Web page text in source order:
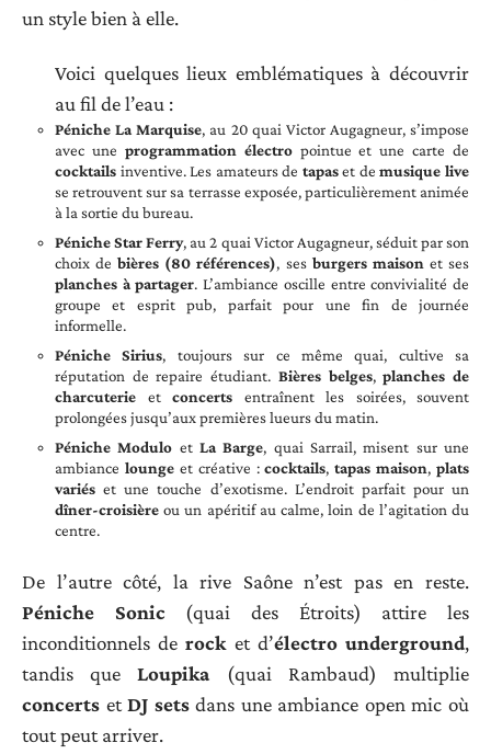
un style bien à elle.
Voici quelques lieux emblématiques à découvrir
au fil de l’eau :
Péniche La Marquise, au 20 quai Victor Augagneur, s’impose
avec une programmation électropointue et une carte de
cocktails inventive. Les amateurs de tapaset demusique live
se retrouvent sur sa terrasse exposée, particulièrement animée
à la sortie du bureau.
Péniche Star Ferry, au 2 quai Victor Augagneur, séduit par son
choix debières (80 références), ses burgers maison et ses
planches à partager. L’ambiance oscille entre convivialité de
groupe et esprit pub, parfait pour une fin de journée
informelle.
Péniche Sirius, toujours sur ce même quai, cultive sa
réputation de repaire étudiant. Bières belges,planches de
charcuterie et concerts entraînent les soirées, souvent
prolongées jusqu’aux premières lueurs du matin.
Péniche Modulo etLa Barge, quai Sarrail, misent sur une
ambiance loungeet créative :cocktails,tapas maison, plats
variés et une touche d’exotisme. L’endroit parfait pour un
dîner-croisière ou un apéritif au calme, loin de l’agitation du
centre.
De l’autre côté, la rive Saône n’est pas en reste.
Péniche Sonic (quai des Étroits) attire les
inconditionnels derock et d’électro underground,
tandis queLoupika (quai Rambaud) multiplie
concerts etDJ setsdans une ambiance open mic où
tout peut arriver.